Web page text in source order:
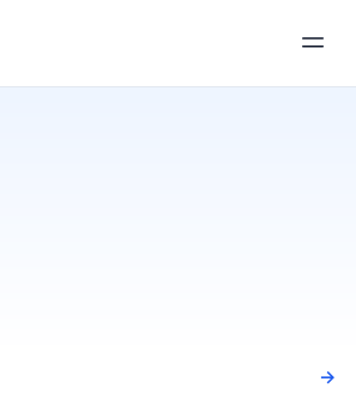
Všechny články →